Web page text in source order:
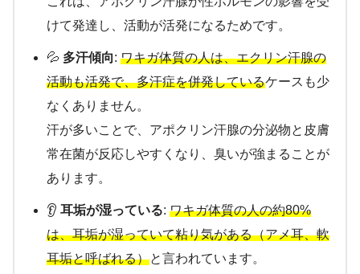
けて発達し、活動が活発になるためです。
💦 多汗傾向: ワキガ体質の人は、エクリン汗腺の
活動も活発で、多汗症を併発しているケースも少
なくありません。
汗が多いことで、アポクリン汗腺の分泌物と皮膚
常在菌が反応しやすくなり、臭いが強まることが
あります。
👂 耳垢が湿っている: ワキガ体質の人の約80%
は、耳垢が湿っていて粘り気がある（アメ耳、軟
耳垢と呼ばれる）と言われています。